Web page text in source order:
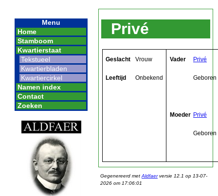
Menu
Home
Stamboom
Kwartierstaat
Tekstueel
Kwartierbladen
Kwartiercirkel
Namen index
Contact
Zoeken
Privé
Geslacht Vrouw
Leeftijd Onbekend
Vader Privé
Geboren
Moeder Privé
Geboren
Gegenereerd met Aldfaerversie 12.1 op 13-07-
2026 om 17:06:01